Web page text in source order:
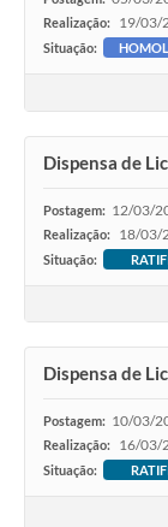
Realização: 19/03/
Situação:
Dispensa de
Postagem: 12/03/
Realização: 18/03/
Situação:
Dispensa de
Postagem: 10/03/
Realização: 16/03/
Situação: